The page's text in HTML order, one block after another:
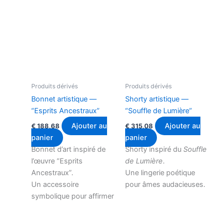
Produits dérivés
Bonnet artistique —
“Esprits Ancestraux”
€ 188,68
Ajouter au
panier
Bonnet d’art inspiré de
l’œuvre “Esprits
Ancestraux”.
Un accessoire
symbolique pour affirmer
Produits dérivés
Shorty artistique —
“Souffle de Lumière”
€ 315,08
Ajouter au
panier
Shorty inspiré du Souffle
de Lumière.
Une lingerie poétique
pour âmes audacieuses.